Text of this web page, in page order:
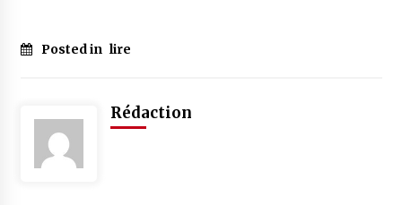
Posted in lire
Rédaction